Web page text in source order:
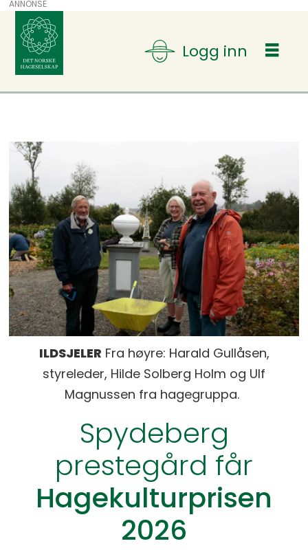
ANNONSE
ILDSJELER Fra høyre: Harald Gullåsen,
styreleder, Hilde Solberg Holm og Ulf
Magnussen fra hagegruppa.
Spydeberg
prestegård får
Hagekulturprisen
2026